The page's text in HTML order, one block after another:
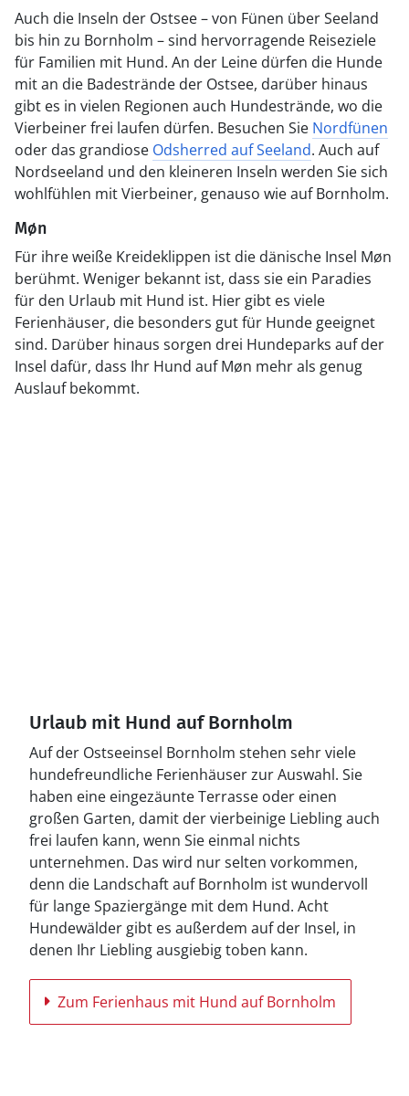
Auch die Inseln der Ostsee – von Fünen über Seeland
bis hin zu Bornholm – sind hervorragende Reiseziele
für Familien mit Hund. An der Leine dürfen die Hunde
mit an die Badestrände der Ostsee, darüber hinaus
gibt es in vielen Regionen auch Hundestrände, wo die
Vierbeiner frei laufen dürfen. Besuchen Sie Nordfünen
oder das grandiose Odsherred auf Seeland. Auch auf
Nordseeland und den kleineren Inseln werden Sie sich
wohlfühlen mit Vierbeiner, genauso wie auf Bornholm.
Møn
Für ihre weiße Kreideklippen ist die dänische Insel Møn
berühmt. Weniger bekannt ist, dass sie ein Paradies
für den Urlaub mit Hund ist. Hier gibt es viele
Ferienhäuser, die besonders gut für Hunde geeignet
sind. Darüber hinaus sorgen drei Hundeparks auf der
Insel dafür, dass Ihr Hund auf Møn mehr als genug
Auslauf bekommt.
Urlaub mit Hund auf Bornholm
Auf der Ostseeinsel Bornholm stehen sehr viele
hundefreundliche Ferienhäuser zur Auswahl. Sie
haben eine eingezäunte Terrasse oder einen
großen Garten, damit der vierbeinige Liebling auch
frei laufen kann, wenn Sie einmal nichts
unternehmen. Das wird nur selten vorkommen,
denn die Landschaft auf Bornholm ist wundervoll
für lange Spaziergänge mit dem Hund. Acht
Hundewälder gibt es außerdem auf der Insel, in
denen Ihr Liebling ausgiebig toben kann.
Zum Ferienhaus mit Hund auf Bornholm